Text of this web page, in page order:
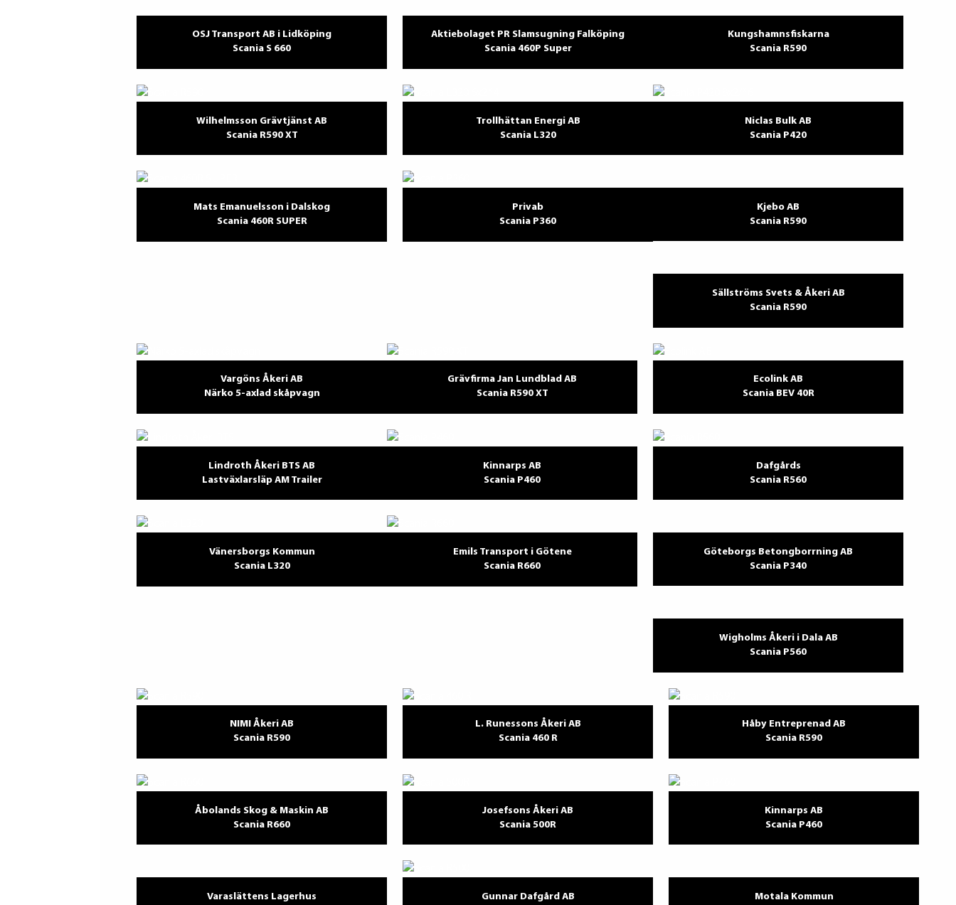
OSJ Transport AB i Lidköping
Scania S 660
Aktiebolaget PR Slamsugning Falköping
Scania 460P Super
Kungshamnsfiskarna
Scania R590
Wilhelmsson Grävtjänst AB
Scania R590 XT
Trollhättan Energi AB
Scania L320
Niclas Bulk AB
Scania P420
Mats Emanuelsson i Dalskog
Scania 460R SUPER
Privab
Scania P360
Kjebo AB
Scania R590
Sällströms Svets & Åkeri AB
Scania R590
Vargöns Åkeri AB
Närko 5-axlad skåpvagn
Grävfirma Jan Lundblad AB
Scania R590 XT
Ecolink AB
Scania BEV 40R
Lindroth Åkeri BTS AB
Lastväxlarsläp AM Trailer
Kinnarps AB
Scania P460
Dafgårds
Scania R560
Vänersborgs Kommun
Scania L320
Emils Transport i Götene
Scania R660
Göteborgs Betongborrning AB
Scania P340
Wigholms Åkeri i Dala AB
Scania P560
NIMI Åkeri AB
Scania R590
L. Runessons Åkeri AB
Scania 460 R
Håby Entreprenad AB
Scania R590
Åbolands Skog & Maskin AB
Scania R660
Josefsons Åkeri AB
Scania 500R
Kinnarps AB
Scania P460
Varaslättens Lagerhus Gunnar Dafgård AB Motala Kommun